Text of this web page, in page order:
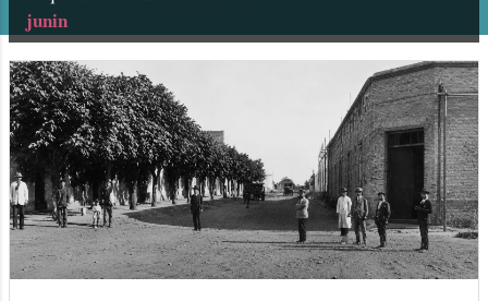
n
t
r
a
d
a
s
junin